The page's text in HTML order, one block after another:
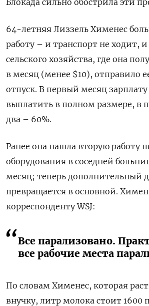
Блокада сильно обострила эти
64-летняя Лиззель Хименес
работу – и транспорт не ходит,
сельского хозяйства, где она
в месяц (менее $10), отправило
отпуск. В первый месяц
выплатить в полном размере, в
два – 60%.
Ранее она нашла вторую работу
оборудования в соседней
месяц; теперь дополнительный
превращается в основной.
корреспонденту WSJ:
Все парализовано.
все рабочие места
По словам Хименес, которая
внучку, литр молока стоит 1600